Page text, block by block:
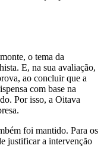
o tema da
E, na sua avaliação,
ao concluir que a
com base na
Por isso, a Oitava
foi mantido. Para os
justificar a intervenção